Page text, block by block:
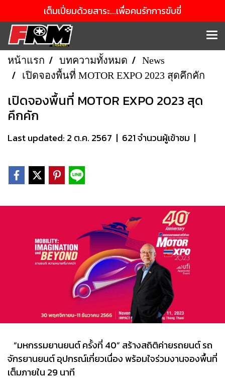
เต็มเปี่ยมด้วยสาระ...เพื่อคนรักการขับขี่
หน้าแรก บทความทั้งหมด
News
เปิดจองพื้นที่ MOTOR EXPO 2023 สุดคึกคัก
เปิดจองพื้นที่ MOTOR EXPO 2023 สุด
คึกคัก
Last updated: 2 ต.ค. 2567 | 621 จำนวนผู้เข้าชม |
“มหกรรมยานยนต์ ครั้งที่ 40” สร้างสถิติค่ายรถยนต์ รถ
จักรยานยนต์ อุปกรณ์เกี่ยวเนื่อง พร้อมใจร่วมงานจองพื้นที่
เต็มภายใน 29 นาที